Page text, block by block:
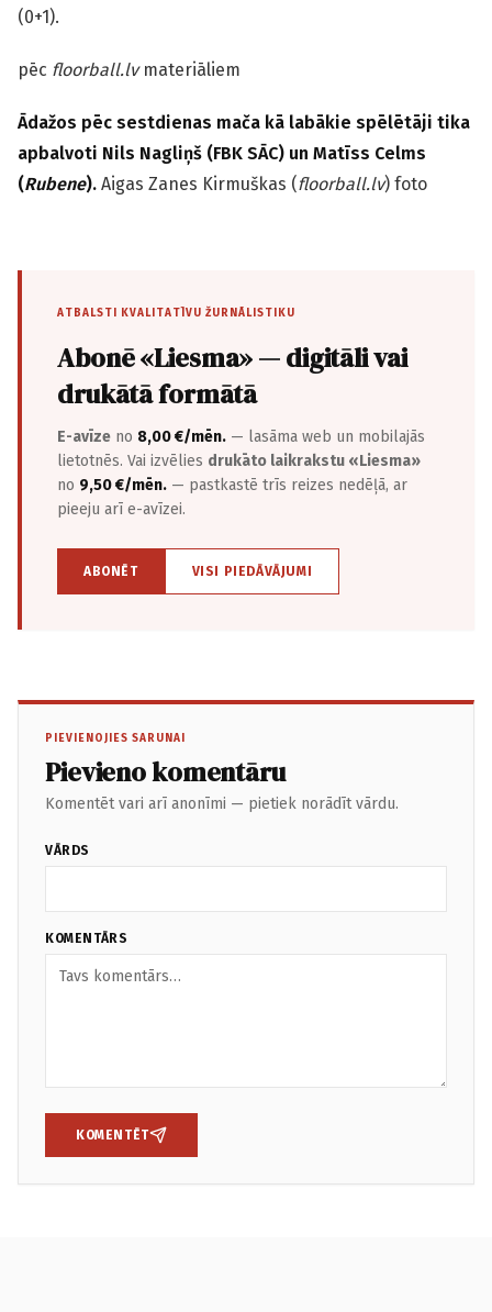
(0+1).
pēc floorball.lvmateriāliem
Ādažos pēc sestdienas mača kā labākie spēlētāji tika
apbalvoti Nils Nagliņš (FBK SĀC) un Matīss Celms
(Rubene). Aigas Zanes Kirmuškas (floorball.lv) foto
ATBALSTI KVALITATĪVU ŽURNĀLISTIKU
Abonē «Liesma» — digitāli vai
drukātā formātā
E-avīze no 8,00 €/mēn. — lasāma web un mobilajās
lietotnēs. Vai izvēlies drukāto laikrakstu «Liesma»
no 9,50 €/mēn. — pastkastē trīs reizes nedēļā, ar
pieeju arī e-avīzei.
ABONĒT VISI PIEDĀVĀJUMI
PIEVIENOJIES SARUNAI
Pievieno komentāru
Komentēt vari arī anonīmi — pietiek norādīt vārdu.
VĀRDS
KOMENTĀRS
KOMENTĒT